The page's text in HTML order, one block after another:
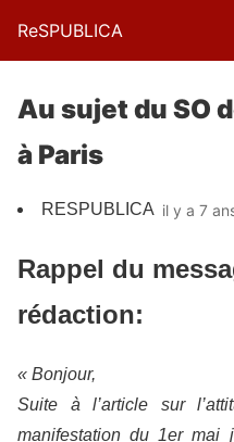
ReSPUBLICA
Au sujet du SO
à Paris
RESPUBLICA il y a 7
Rappel du
rédaction:
« Bonjour,
Suite à l’article sur
manifestation du 1er mai